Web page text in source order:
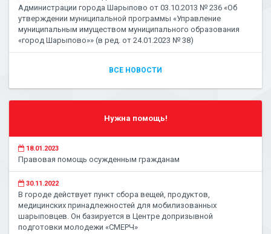
Администрации города Шарыпово от 03.10.2013 № 236 «Об
утверждении муниципальной программы «Управление
муниципальным имуществом муниципального образования
«город Шарыпово»» (в ред. от 24.01.2023 № 38)
ВСЕ НОВОСТИ
Нужна помощь!
18.01.2023
Правовая помощь осужденным гражданам
30.11.2022
В городе действует пункт сбора вещей, продуктов,
медицинских принадлежностей для мобилизованных
шарыповцев. Он базируется в Центре допризывной
подготовки молодежи «СМЕРЧ»